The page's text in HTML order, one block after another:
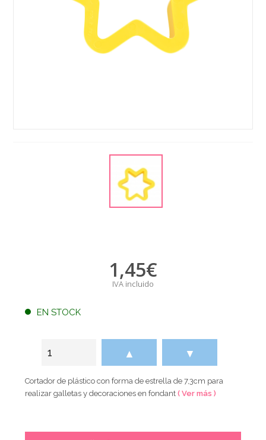
1,45€
IVA incluido
EN STOCK
▲ ▼
Cortador de plástico con forma de estrella de 7,3cm para
realizar galletas y decoraciones en fondant( Ver más )